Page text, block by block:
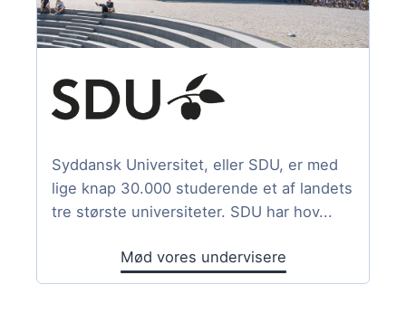
Syddansk Universitet, eller SDU, er med
lige knap 30.000 studerende et af landets
tre største universiteter. SDU har hov...
Mød vores undervisere